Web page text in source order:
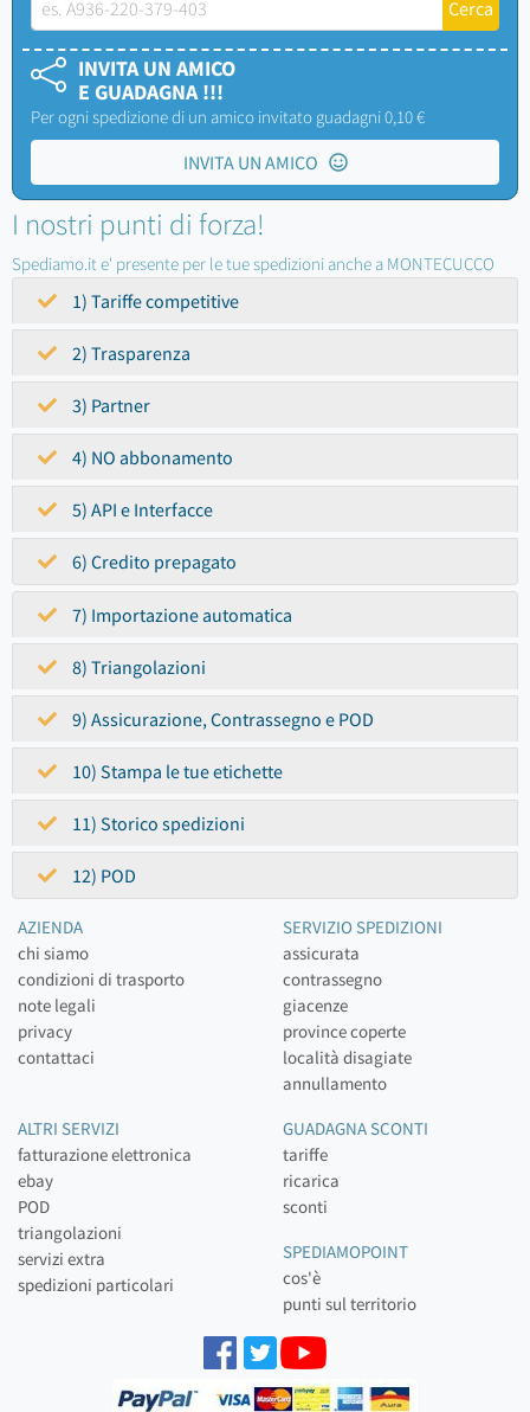
INVITA UN AMICO
E GUADAGNA !!!
Per ogni spedizione di un amico invitato guadagni 0,10 €
INVITA UN AMICO
I nostri punti di forza!
Spediamo.it e' presente per le tue spedizioni anche a MONTECUCCO
1) Tariffe competitive
2) Trasparenza
3) Partner
4) NO abbonamento
5) API e Interfacce
6) Credito prepagato
7) Importazione automatica
8) Triangolazioni
9) Assicurazione, Contrassegno e POD
10) Stampa le tue etichette
11) Storico spedizioni
12) POD
AZIENDA
chi siamo
condizioni di trasporto
note legali
privacy
contattaci
SERVIZIO SPEDIZIONI
assicurata
contrassegno
giacenze
province coperte
località disagiate
annullamento
ALTRI SERVIZI
fatturazione elettronica
ebay
POD
triangolazioni
servizi extra
spedizioni particolari
GUADAGNA SCONTI
tariffe
ricarica
sconti
SPEDIAMOPOINT
cos'è
punti sul territorio